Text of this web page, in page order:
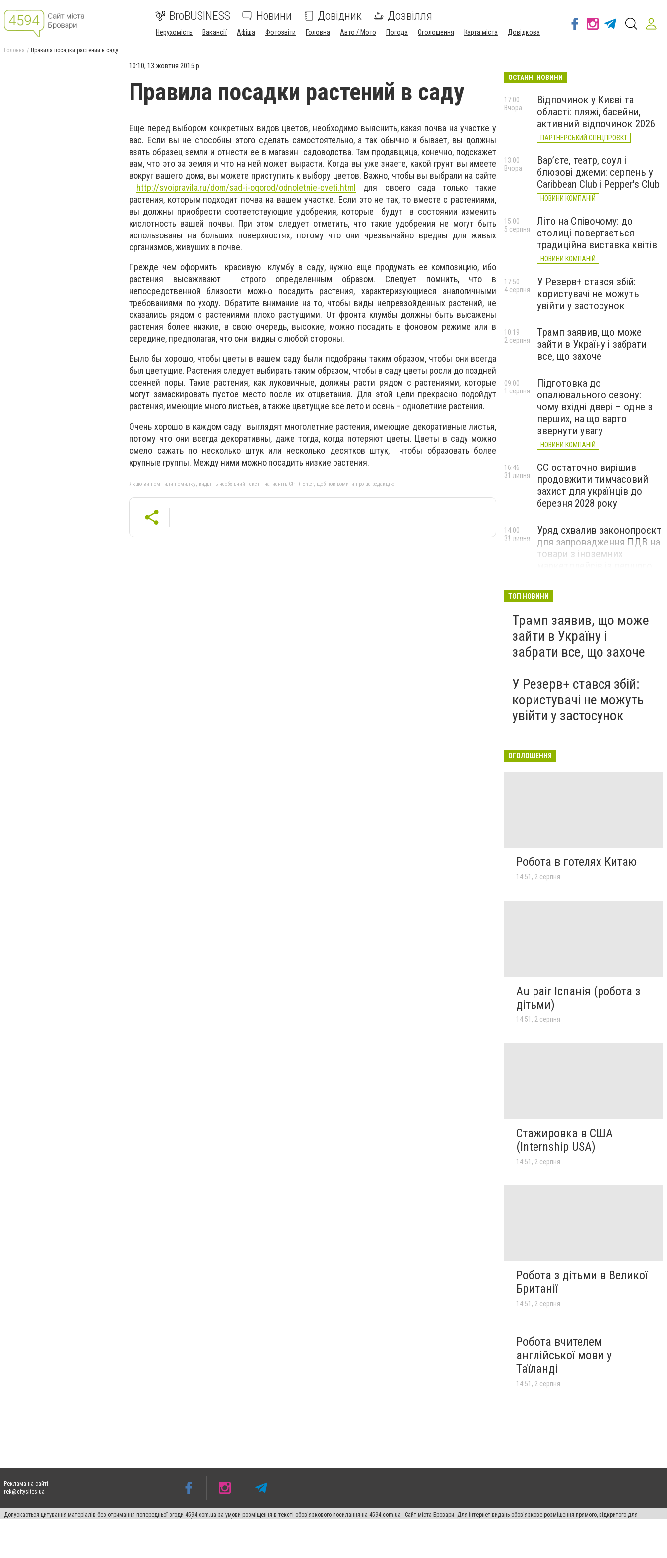
BroBUSINESS Новини Довідник Дозвілля
Нерухомість Вакансії Афіша Фотозвіти Головна Авто / Мото Погода Оголошення Карта міста Довідкова
Головна Правила посадки растений в саду
10:10, 13 жовтня 2015 р.
Правила посадки растений в саду
Еще перед выбором конкретных видов цветов, необходимо выяснить, какая почва на участке у
вас. Если вы не способны этого сделать самостоятельно, а так обычно и бывает, вы должны
взять образец земли и отнести ее в магазин садоводства. Там продавщица, конечно, подскажет
вам, что это за земля и что на ней может вырасти. Когда вы уже знаете, какой грунт вы имеете
вокруг вашего дома, вы можете приступить к выбору цветов. Важно, чтобы вы выбрали на сайте
http://svoipravila.ru/dom/sad-i-ogorod/odnoletnie-cveti.html
для своего сада только такие
растения, которым подходит почва на вашем участке. Если это не так, то вместе с растениями,
вы должны приобрести соответствующие удобрения, которые будут в состоянии изменить
кислотность вашей почвы. При этом следует отметить, что такие удобрения не могут быть
использованы на больших поверхностях, потому что они чрезвычайно вредны для живых
организмов, живущих в почве.
Прежде чем оформить красивую клумбу в саду, нужно еще продумать ее композицию, ибо
растения высаживают строго определенным образом. Следует помнить, что в
непосредственной близости можно посадить растения, характеризующиеся аналогичными
требованиями по уходу. Обратите внимание на то, чтобы виды непревзойденных растений, не
оказались рядом с растениями плохо растущими. От фронта клумбы должны быть высажены
растения более низкие, в свою очередь, высокие, можно посадить в фоновом режиме или в
середине, предполагая, что они видны с любой стороны.
Было бы хорошо, чтобы цветы в вашем саду были подобраны таким образом, чтобы они всегда
был цветущие. Растения следует выбирать таким образом, чтобы в саду цветы росли до поздней
осенней поры. Такие растения, как луковичные, должны расти рядом с растениями, которые
могут замаскировать пустое место после их отцветания. Для этой цели прекрасно подойдут
растения, имеющие много листьев, а также цветущие все лето и осень – однолетние растения.
Очень хорошо в каждом саду выглядят многолетние растения, имеющие декоративные листья,
потому что они всегда декоративны, даже тогда, когда потеряют цветы. Цветы в саду можно
смело сажать по несколько штук или несколько десятков штук, чтобы образовать более
крупные группы. Между ними можно посадить низкие растения.
Якщо ви помітили помилку, виділіть необхідний текст і натисніть Ctrl + Enter, щоб повідомити про це редакцію
ОСТАННІ НОВИНИ
Відпочинок у Києві та
області: пляжі, басейни,
активний відпочинок 2026
ПАРТНЕРСЬКИЙ СПЕЦПРОЄКТ
17:00
Вчора
Вар’єте, театр, соул і
блюзові джеми: серпень у
Caribbean Club і Pepper's Club
НОВИНИ КОМПАНІЙ
13:00
Вчора
Літо на Співочому: до
столиці повертається
традиційна виставка квітів
НОВИНИ КОМПАНІЙ
15:00
5 серпня
У Резерв+ стався збій:
користувачі не можуть
увійти у застосунок
17:50
4 серпня
Трамп заявив, що може
зайти в Україну і забрати
все, що захоче
10:19
2 серпня
Підготовка до
опалювального сезону:
чому вхідні двері – одне з
перших, на що варто
звернути увагу
НОВИНИ КОМПАНІЙ
09:00
1 серпня
ЄС остаточно вирішив
продовжити тимчасовий
захист для українців до
березня 2028 року
16:46
31 липня
Уряд схвалив законопроєкт
для запровадження ПДВ на
товари з іноземних
14:00
31 липня
ТОП НОВИНИ
Трамп заявив, що може
зайти в Україну і
забрати все, що захоче
У Резерв+ стався збій:
користувачі не можуть
увійти у застосунок
ОГОЛОШЕННЯ
Робота в готелях Китаю
14:51, 2 серпня
Au pair Іспанія (робота з
дітьми)
14:51, 2 серпня
Стажировка в США
(Internship USA)
14:51, 2 серпня
Робота з дітьми в Великої
Британії
14:51, 2 серпня
Робота вчителем
англійської мови у
Таїланді
14:51, 2 серпня
Реклама на сайті:
rek@citysites.ua
Допускається цитування матеріалів без отримання попередньої згоди 4594.com.ua за умови розміщення в тексті обов'язкового посилання на 4594.com.ua - Сайт міста Бровари. Для інтернет-видань обов'язкове розміщення прямого, відкритого для
пошукових систем гіперпосилання на цитовані статті не нижче другого абзацу в тексті або в якості джерела. Порушення виняткових прав переслідується Законом.